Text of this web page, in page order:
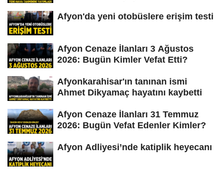
Afyon'da yeni otobüslere erişim testi
Afyon Cenaze İlanları 3 Ağustos
2026: Bugün Kimler Vefat Etti?
Afyonkarahisar'ın tanınan ismi
Ahmet Dikyamaç hayatını kaybetti
Afyon Cenaze İlanları 31 Temmuz
2026: Bugün Vefat Edenler Kimler?
Afyon Adliyesi’nde katiplik heyecanı